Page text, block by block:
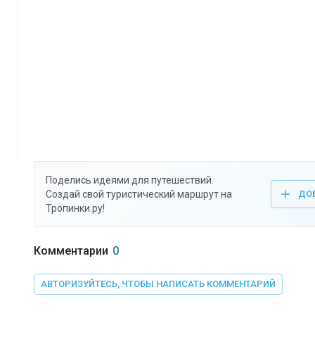
Поделись идеями для путешествий.
Создай свой туристический маршрут на
Тропинки.ру!
Комментарии 0
АВТОРИЗУЙТЕСЬ, ЧТОБЫ НАПИСАТЬ КОММЕНТАРИЙ